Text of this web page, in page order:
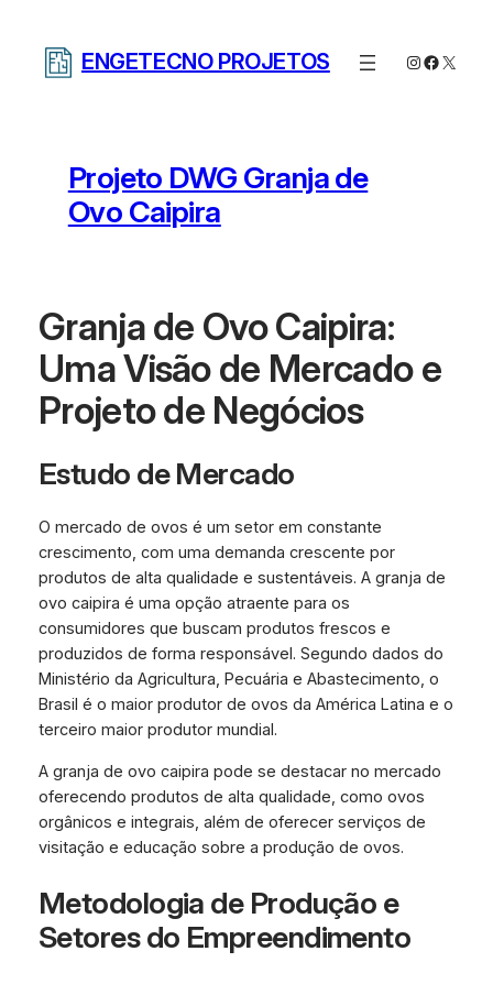
ENGETECNO PROJETOS Instagram
X
Projeto DWG Granja de
Ovo Caipira
Granja de Ovo Caipira:
Uma Visão de Mercado e
Projeto de Negócios
Estudo de Mercado
O mercado de ovos é um setor em constante
crescimento, com uma demanda crescente por
produtos de alta qualidade e sustentáveis. A granja de
ovo caipira é uma opção atraente para os
consumidores que buscam produtos frescos e
produzidos de forma responsável. Segundo dados do
Ministério da Agricultura, Pecuária e Abastecimento, o
Brasil é o maior produtor de ovos da América Latina e o
terceiro maior produtor mundial.
A granja de ovo caipira pode se destacar no mercado
oferecendo produtos de alta qualidade, como ovos
orgânicos e integrais, além de oferecer serviços de
visitação e educação sobre a produção de ovos.
Metodologia de Produção e
Setores do Empreendimento